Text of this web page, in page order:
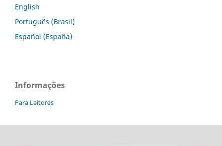
English
Português (Brasil)
Español (España)
Informações
Para Leitores